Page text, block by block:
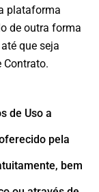
plataforma
de outra forma
que seja
Contrato.
de Uso a
pela
bem